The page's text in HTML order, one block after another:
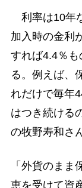
利率は10年
加入時の金利
すれば4.4％
る。例えば、
れだけで毎年
はつき続ける
の牧野寿和さ
「外貨のま
恵を受けて資